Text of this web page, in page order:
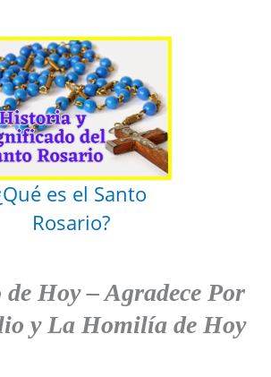
es el Santo
Rosario?
de Hoy–Agradece Por
y La Homilía de Hoy